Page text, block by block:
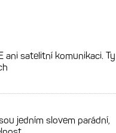
i pro outdoorové
zrcadlit data
8 Pro jsou
těžko něco